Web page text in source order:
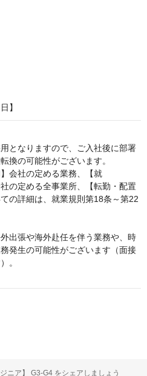
】
となりますので、ご入社後に部署
換の可能性がございます。
会社の定める業務、【就
の定める全事業所、【転勤・配置
の詳細は、就業規則第18条～第22
出張や海外赴任を伴う業務や、時
発生の可能性がございます（面接
。
ニア】 G3-G4 をシェアしましょう